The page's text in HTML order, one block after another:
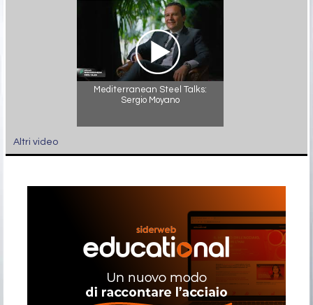
Mediterranean Steel Talks:
Sergio Moyano
Altri video